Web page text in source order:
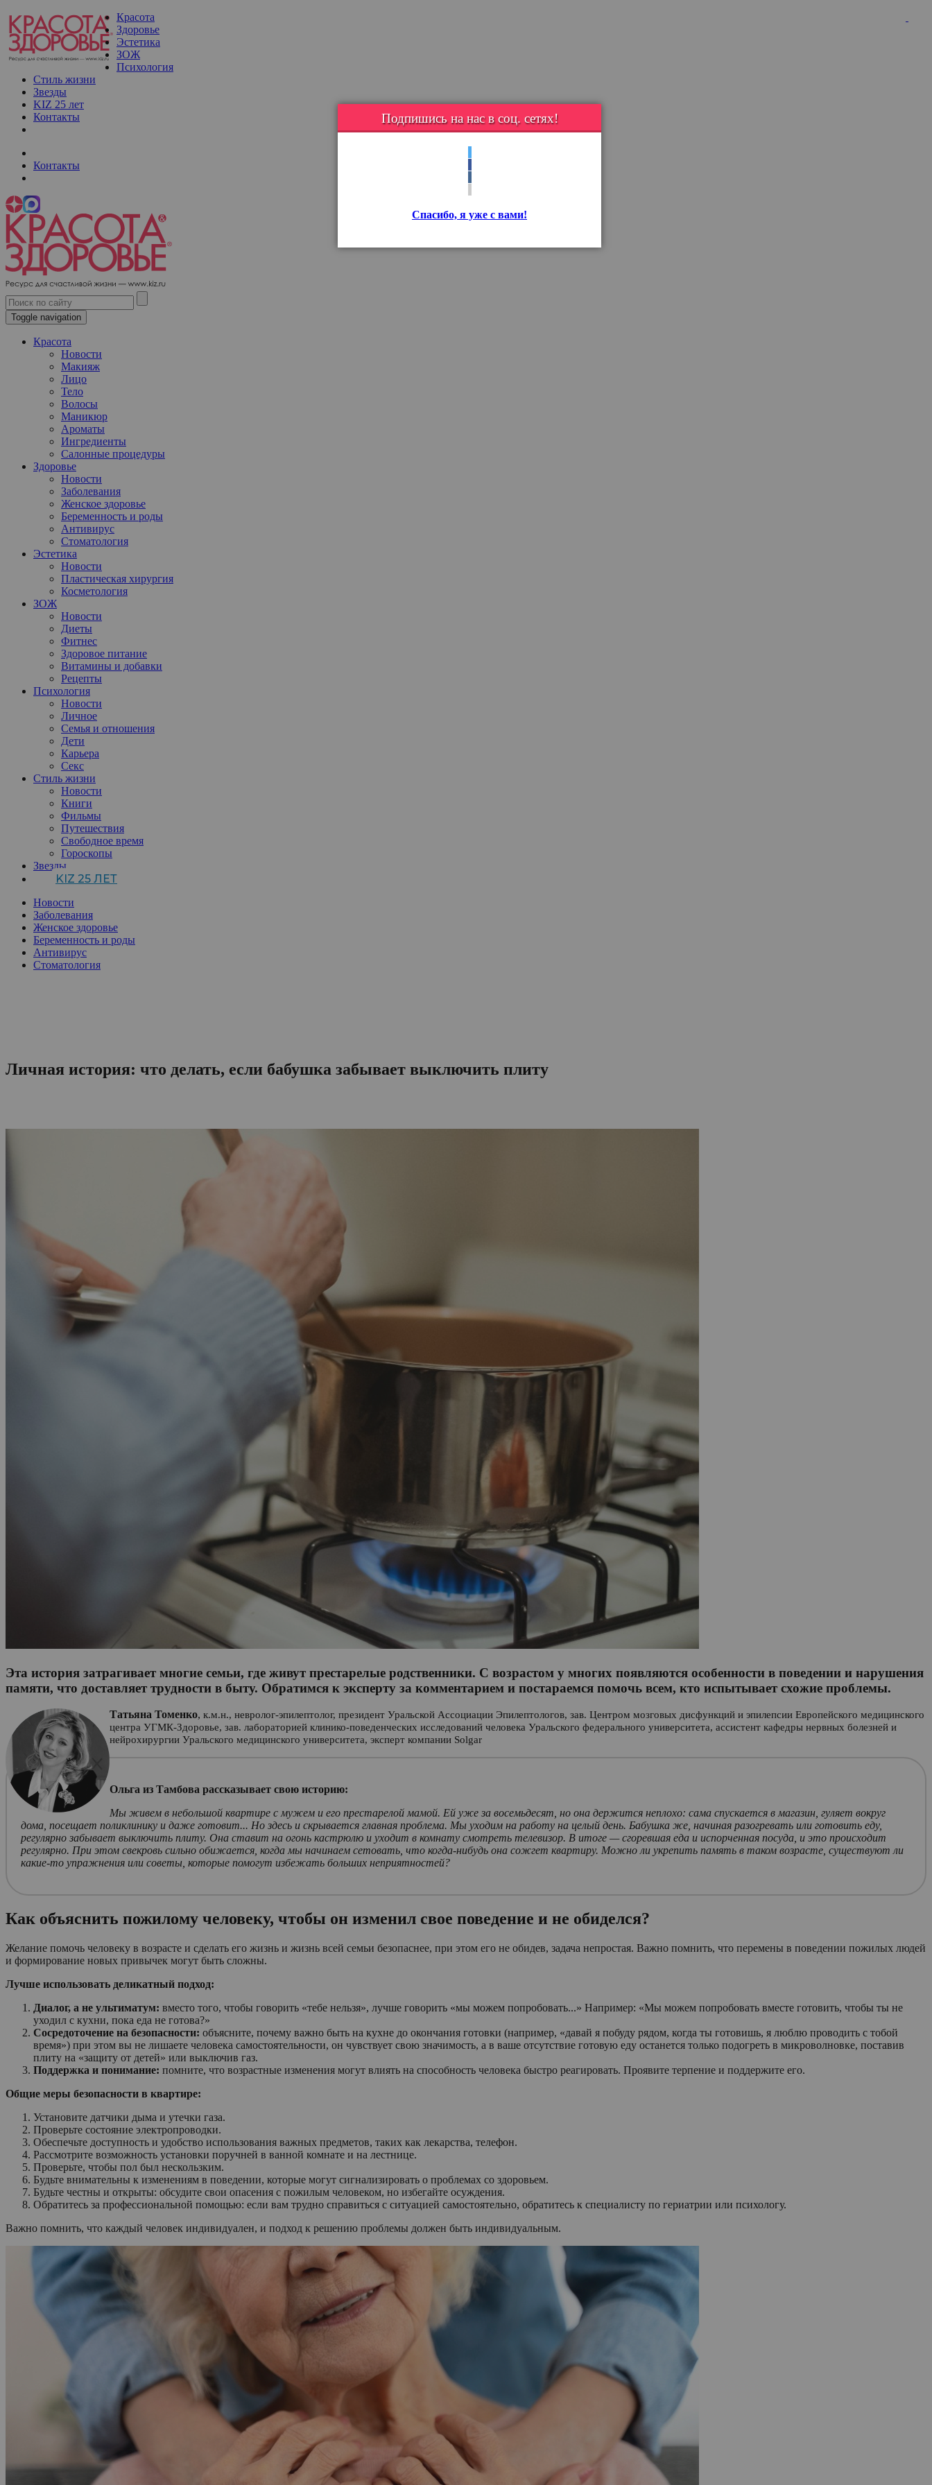
Красота
Здоровье
Эстетика
ЗОЖ
Психология
Стиль жизни
Звезды
KIZ 25 лет
Контакты
Контакты
Toggle navigation
Красота
Новости
Макияж
Лицо
Тело
Волосы
Маникюр
Ароматы
Ингредиенты
Салонные процедуры
Здоровье
Новости
Заболевания
Женское здоровье
Беременность и роды
Антивирус
Стоматология
Эстетика
Новости
Пластическая хирургия
Косметология
ЗОЖ
Новости
Диеты
Фитнес
Здоровое питание
Витамины и добавки
Рецепты
Психология
Новости
Личное
Семья и отношения
Дети
Карьера
Секс
Стиль жизни
Новости
Книги
Фильмы
Путешествия
Свободное время
Гороскопы
Звезды
KIZ 25 ЛЕТ
Новости
Заболевания
Женское здоровье
Беременность и роды
Антивирус
Стоматология
Подпишись на нас в соц. сетях!
Спасибо, я уже с вами!
Личная история: что делать, если бабушка забывает выключить плиту
Эта история затрагивает многие семьи, где живут престарелые родственники. С возрастом у многих появляются особенности в поведении и нарушения
памяти, что доставляет трудности в быту. Обратимся к эксперту за комментарием и постараемся помочь всем, кто испытывает схожие проблемы.
Татьяна Томенко, к.м.н., невролог-эпилептолог, президент Уральской Ассоциации Эпилептологов, зав. Центром мозговых дисфункций и эпилепсии Европейского медицинского
центра УГМК-Здоровье, зав. лабораторией клинико-поведенческих исследований человека Уральского федерального университета, ассистент кафедры нервных болезней и
нейрохирургии Уральского медицинского университета, эксперт компании Solgar
Ольга из Тамбова рассказывает свою историю:
Мы живем в небольшой квартире с мужем и его престарелой мамой. Ей уже за восемьдесят, но она держится неплохо: сама спускается в магазин, гуляет вокруг
дома, посещает поликлинику и даже готовит... Но здесь и скрывается главная проблема. Мы уходим на работу на целый день. Бабушка же, начиная разогревать или готовить еду,
регулярно забывает выключить плиту. Она ставит на огонь кастрюлю и уходит в комнату смотреть телевизор. В итоге — сгоревшая еда и испорченная посуда, и это происходит
регулярно. При этом свекровь сильно обижается, когда мы начинаем сетовать, что когда-нибудь она сожгет квартиру. Можно ли укрепить память в таком возрасте, существуют ли
какие-то упражнения или советы, которые помогут избежать больших неприятностей?
Как объяснить пожилому человеку, чтобы он изменил свое поведение и не обиделся?
Желание помочь человеку в возрасте и сделать его жизнь и жизнь всей семьи безопаснее, при этом его не обидев, задача непростая. Важно помнить, что перемены в поведении пожилых людей
и формирование новых привычек могут быть сложны.
Лучше использовать деликатный подход:
Диалог, а не ультиматум: вместо того, чтобы говорить «тебе нельзя», лучше говорить «мы можем попробовать...» Например: «Мы можем попробовать вместе готовить, чтобы ты не
уходил с кухни, пока еда не готова?»
Сосредоточение на безопасности: объясните, почему важно быть на кухне до окончания готовки (например, «давай я побуду рядом, когда ты готовишь, я люблю проводить с тобой
время») при этом вы не лишаете человека самостоятельности, он чувствует свою значимость, а в ваше отсутствие готовую еду останется только подогреть в микроволновке, поставив
плиту на «защиту от детей» или выключив газ.
Поддержка и понимание: помните, что возрастные изменения могут влиять на способность человека быстро реагировать. Проявите терпение и поддержите его.
Общие меры безопасности в квартире:
Установите датчики дыма и утечки газа.
Проверьте состояние электропроводки.
Обеспечьте доступность и удобство использования важных предметов, таких как лекарства, телефон.
Рассмотрите возможность установки поручней в ванной комнате и на лестнице.
Проверьте, чтобы пол был нескользким.
Будьте внимательны к изменениям в поведении, которые могут сигнализировать о проблемах со здоровьем.
Будьте честны и открыты: обсудите свои опасения с пожилым человеком, но избегайте осуждения.
Обратитесь за профессиональной помощью: если вам трудно справиться с ситуацией самостоятельно, обратитесь к специалисту по гериатрии или психологу.
Важно помнить, что каждый человек индивидуален, и подход к решению проблемы должен быть индивидуальным.